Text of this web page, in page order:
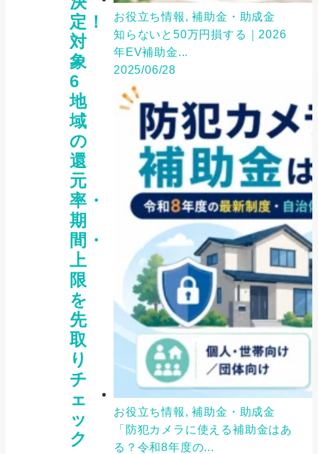
定！
対
象
6
地
域
の
還
元
率・
期
間・
上
限
を
先
取
り
チ
ェ
ッ
ク
お役立ち情報, 補助金・助成金
知らないと50万円損する｜2026
年EV補助金...
2025/06/28
お役立ち情報, 補助金・助成金
「防犯カメラに使える補助金はあ
る？令和8年度の...